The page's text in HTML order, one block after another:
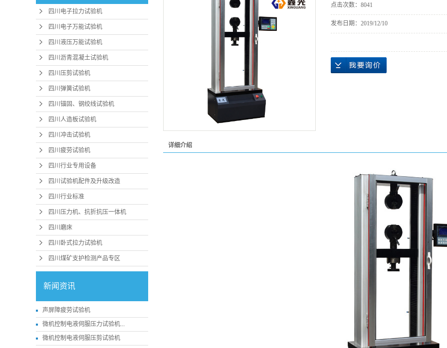
四川压力机、抗折抗压一体
四川磨床
四川煤矿支护检测产品专区
四川电子拉力试验机
四川电子万能试验机
四川液压万能试验机
四川沥青混凝土试验机
四川压剪试验机
四川弹簧试验机
四川锚固、钢绞线试验机
四川人造板试验机
四川冲击试验机
四川疲劳试验机
四川行业专用设备
四川试验机配件及升级改造
四川行业标准
四川压力机、抗折抗压一体机
四川磨床
四川卧式拉力试验机
四川煤矿支护检测产品专区
新闻资讯
声屏障疲劳试验机
微机控制电液伺服压力试验机...
微机控制电液伺服压剪试验机
点击次数： 8041
发布日期： 2019/12/10
详细介绍